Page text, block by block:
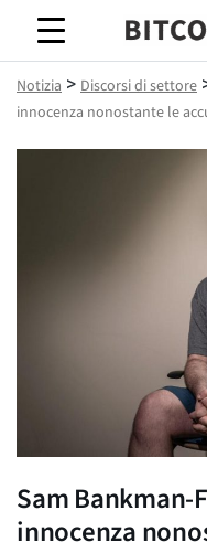
Notizia > Discorsi di settore
innocenza nonostante le
Sam Bankman-
innocenza